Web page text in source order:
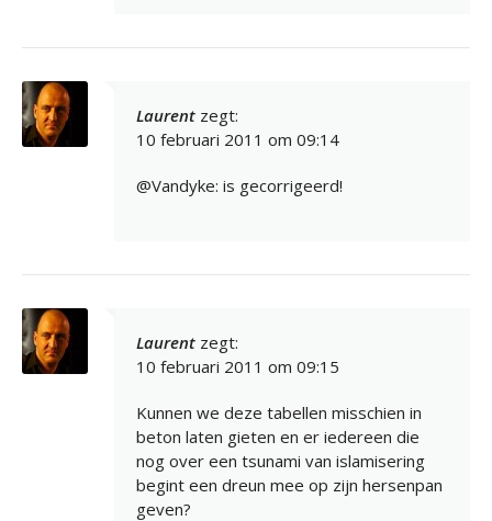
Laurent zegt:
10 februari 2011 om 09:14
@Vandyke: is gecorrigeerd!
Laurent zegt:
10 februari 2011 om 09:15
Kunnen we deze tabellen misschien in
beton laten gieten en er iedereen die
nog over een tsunami van islamisering
begint een dreun mee op zijn hersenpan
geven?